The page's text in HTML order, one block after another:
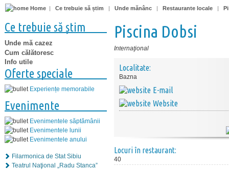
Home | Ce trebuie să știm | Unde mănânc | Restaurante locale |
Ce trebuie să știm
Unde mă cazez
Cum călătoresc
Info utile
Oferte speciale
Experiențe memorabile
Evenimente
Evenimentele săptămânii
Evenimentele lunii
Evenimentele anului
Filarmonica de Stat Sibiu
Teatrul Naţional „Radu Stanca”
Piscina Dobsi
Internaţional
Localitate:
Bazna
E-mail
Website
Locuri în restaurant:
40